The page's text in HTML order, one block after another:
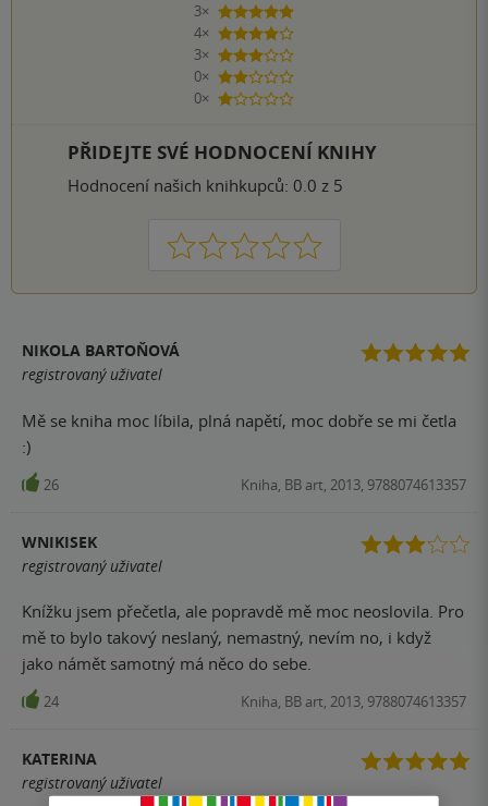
3×
5 hvězdiček
4×
4 hvězdičky
3×
3 hvězdičky
0×
2 hvězdičky
0×
1 hvezdička
PŘIDEJTE SVÉ HODNOCENÍ KNIHY
Hodnocení našich knihkupců: 0.0 z 5
1 2 3 4 5
NIKOLA BARTOŇOVÁ
registrovaný uživatel
Mě se kniha moc líbila, plná napětí, moc dobře se mi četla
:)
26 Kniha, BB art, 2013, 9788074613357
WNIKISEK
registrovaný uživatel
Knížku jsem přečetla, ale popravdě mě moc neoslovila. Pro
mě to bylo takový neslaný, nemastný, nevím no, i když
jako námět samotný má něco do sebe.
24 Kniha, BB art, 2013, 9788074613357
KATERINA
registrovaný uživatel